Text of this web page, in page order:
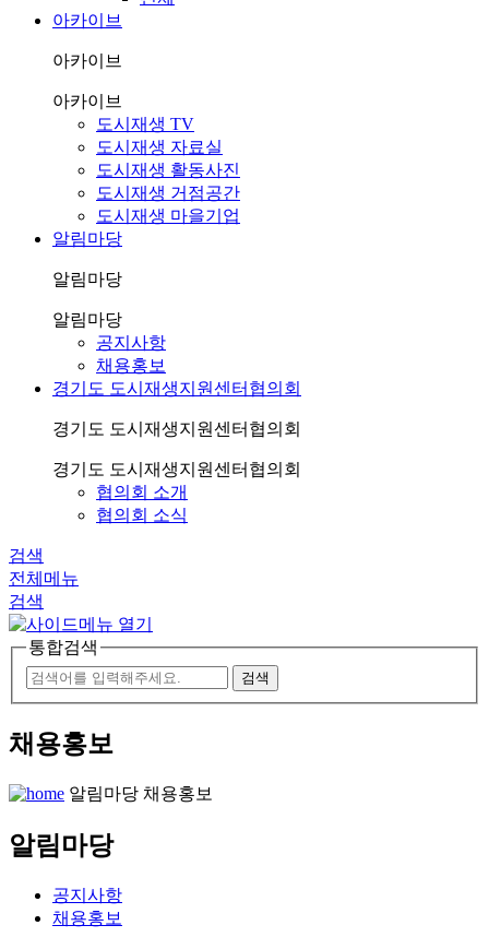
아카이브
아카이브
아카이브
도시재생 TV
도시재생 자료실
도시재생 활동사진
도시재생 거점공간
도시재생 마을기업
알림마당
알림마당
알림마당
공지사항
채용홍보
경기도 도시재생지원센터협의회
경기도 도시재생지원센터협의회
경기도 도시재생지원센터협의회
협의회 소개
협의회 소식
검색
전체메뉴
검색
통합검색
채용홍보
알림마당 채용홍보
알림마당
공지사항
채용홍보